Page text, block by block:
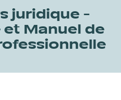
juridique -
Manuel de